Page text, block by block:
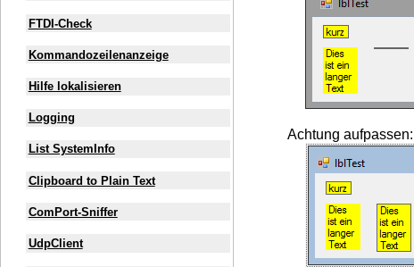
Achtung
FTDI-Check
Kommandozeilenanzeige
Hilfe lokalisieren
Logging
List SystemInfo
Clipboard to Plain Text
ComPort-Sniffer
UdpClient